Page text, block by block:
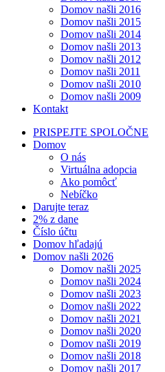
Domov našli 2016
Domov našli 2015
Domov našli 2014
Domov našli 2013
Domov našli 2012
Domov našli 2011
Domov našli 2010
Domov našli 2009
Kontakt
PRISPEJTE SPOLOČNE
Domov
O nás
Virtuálna adopcia
Ako pomôcť
Nebíčko
Darujte teraz
2% z dane
Číslo účtu
Domov hľadajú
Domov našli 2026
Domov našli 2025
Domov našli 2024
Domov našli 2023
Domov našli 2022
Domov našli 2021
Domov našli 2020
Domov našli 2019
Domov našli 2018
Domov našli 2017